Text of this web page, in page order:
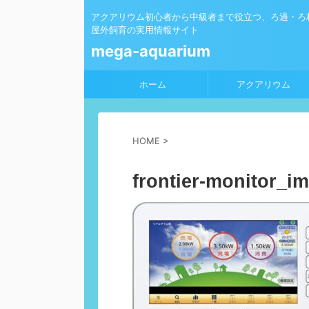
アクアリウム初心者から中級者まで役立つ、ろ過・ろ
屋外飼育の実用情報サイト
mega-aquarium
ホーム アクアリウム
HOME >
frontier-